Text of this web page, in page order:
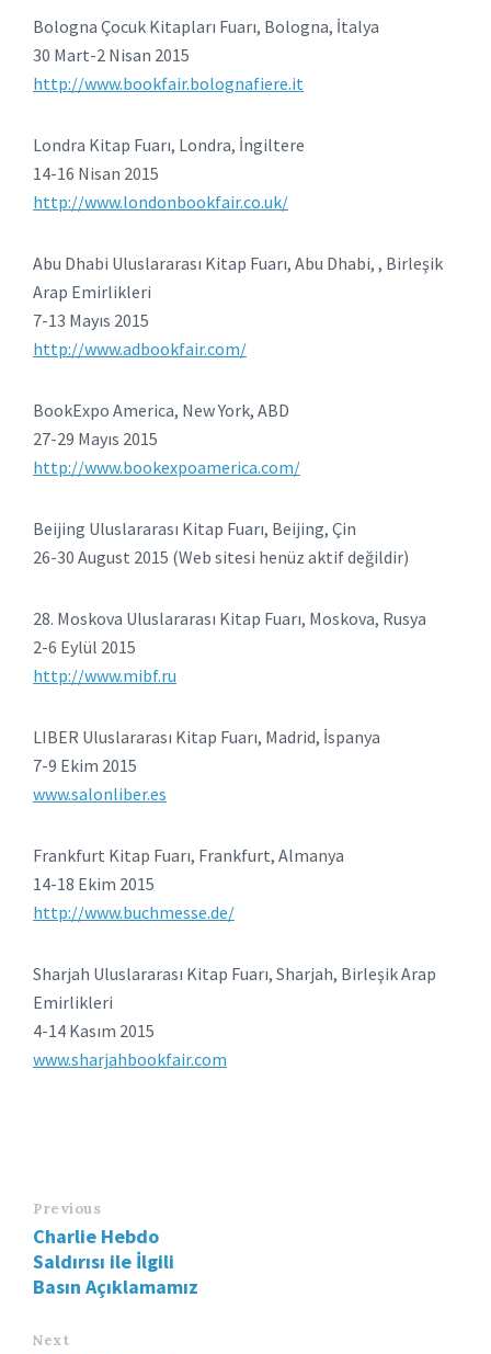
Bologna Çocuk Kitapları Fuarı, Bologna, İtalya
30 Mart-2 Nisan 2015
http://www.bookfair.bolognafiere.it
Londra Kitap Fuarı, Londra, İngiltere
14-16 Nisan 2015
http://www.londonbookfair.co.uk/
Abu Dhabi Uluslararası Kitap Fuarı, Abu Dhabi, , Birleşik
Arap Emirlikleri
7-13 Mayıs 2015
http://www.adbookfair.com/
BookExpo America, New York, ABD
27-29 Mayıs 2015
http://www.bookexpoamerica.com/
Beijing Uluslararası Kitap Fuarı, Beijing, Çin
26-30 August 2015 (Web sitesi henüz aktif değildir)
28. Moskova Uluslararası Kitap Fuarı, Moskova, Rusya
2-6 Eylül 2015
http://www.mibf.ru
LIBER Uluslararası Kitap Fuarı, Madrid, İspanya
7-9 Ekim 2015
www.salonliber.es
Frankfurt Kitap Fuarı, Frankfurt, Almanya
14-18 Ekim 2015
http://www.buchmesse.de/
Sharjah Uluslararası Kitap Fuarı, Sharjah, Birleşik Arap
Emirlikleri
4-14 Kasım 2015
www.sharjahbookfair.com
Previous
Charlie Hebdo
Saldırısı ile İlgili
Basın Açıklamamız
Next